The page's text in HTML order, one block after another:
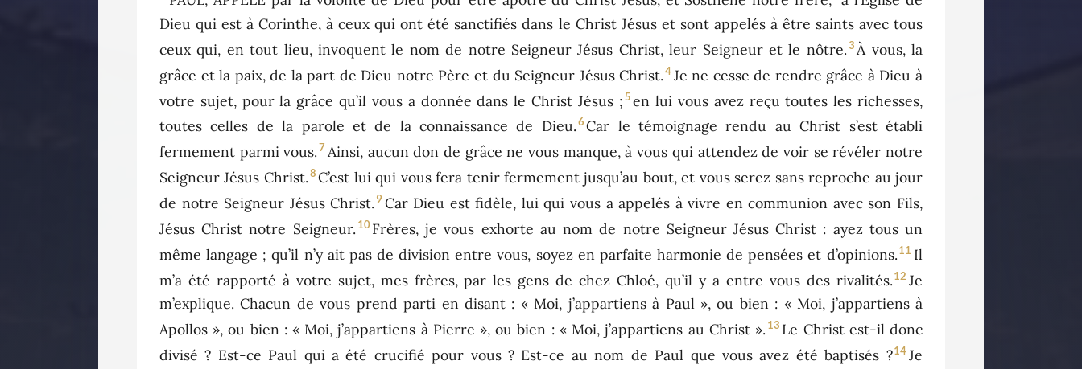
Dieu qui est à Corinthe, à ceux qui ont été sanctifiés dans le Christ Jésus et sont appelés à être saints avec tous
ceux qui, en tout lieu, invoquent le nom de notre Seigneur Jésus Christ, leur Seigneur et le nôtre.3 À vous, la
grâce et la paix, de la part de Dieu notre Père et du Seigneur Jésus Christ.4Je ne cesse de rendre grâce à Dieu à
votre sujet, pour la grâce qu’il vous a donnée dans le Christ Jésus ;5 en lui vous avez reçu toutes les richesses,
toutes celles de la parole et de la connaissance de Dieu.6 Car le témoignage rendu au Christ s’est établi
fermement parmi vous. 7 Ainsi, aucun don de grâce ne vous manque, à vous qui attendez de voir se révéler notre
Seigneur Jésus Christ.8 C’est lui qui vous fera tenir fermement jusqu’au bout, et vous serez sans reproche au jour
de notre Seigneur Jésus Christ. 9 Car Dieu est fidèle, lui qui vous a appelés à vivre en communion avec son Fils,
Jésus Christ notre Seigneur. 10 Frères, je vous exhorte au nom de notre Seigneur Jésus Christ : ayez tous un
même langage ; qu’il n’y ait pas de division entre vous, soyez en parfaite harmonie de pensées et d’opinions.11 Il
m’a été rapporté à votre sujet, mes frères, par les gens de chez Chloé, qu’il y a entre vous des rivalités.12 Je
m’explique. Chacun de vous prend parti en disant : « Moi, j’appartiens à Paul », ou bien : « Moi, j’appartiens à
Apollos », ou bien : « Moi, j’appartiens à Pierre », ou bien : « Moi, j’appartiens au Christ ». 13 Le Christ est-il donc
divisé ? Est-ce Paul qui a été crucifié pour vous ? Est-ce au nom de Paul que vous avez été baptisés ?14Je